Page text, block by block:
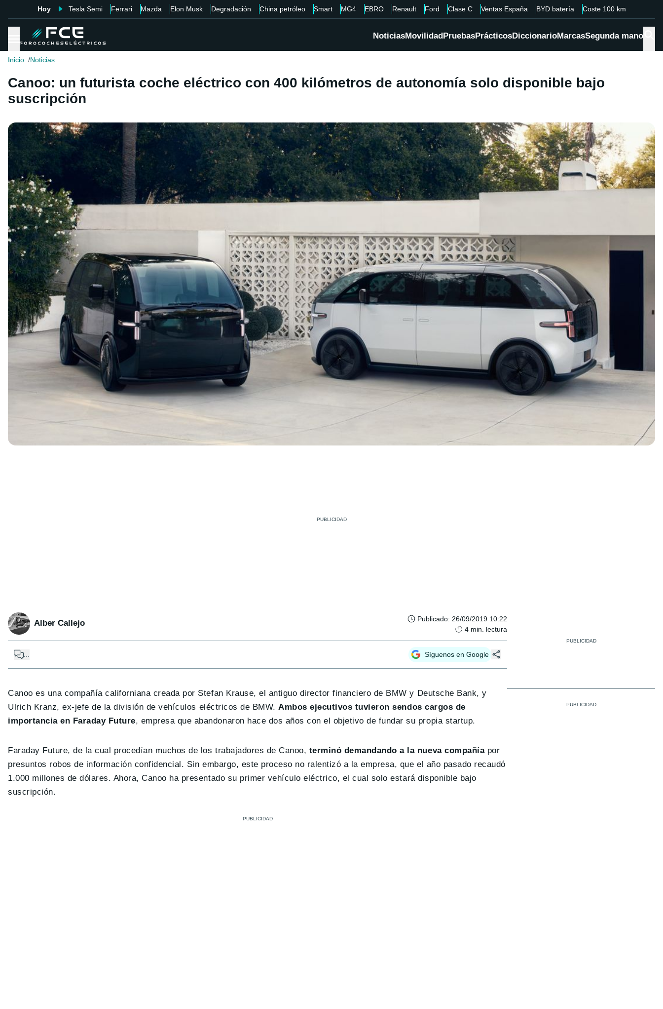
Hoy Tesla Semi Ferrari Mazda Elon Musk Degradación China petróleo Smart MG4 EBRO Renault Ford Clase C Ventas España BYD batería Coste 100 km
NoticiasMovilidadPruebasPrácticosDiccionarioMarcasSegunda mano
Inicio Noticias
Canoo: un futurista coche eléctrico con 400 kilómetros de autonomía solo disponible bajo
suscripción
Alber Callejo Publicado: 26/09/2019 10:22
4 min. lectura
Síguenos en Google
Canoo es una compañía californiana creada por Stefan Krause, el antiguo director financiero de BMW y Deutsche Bank, y
Ulrich Kranz, ex-jefe de la división de vehículos eléctricos de BMW. Ambos ejecutivos tuvieron sendos cargos de
importancia en Faraday Future, empresa que abandonaron hace dos años con el objetivo de fundar su propia startup.
Faraday Future, de la cual procedían muchos de los trabajadores de Canoo, terminó demandando a la nueva compañíapor
presuntos robos de información confidencial. Sin embargo, este proceso no ralentizó a la empresa, que el año pasado recaudó
1.000 millones de dólares. Ahora, Canoo ha presentado su primer vehículo eléctrico, el cual solo estará disponible bajo
suscripción.